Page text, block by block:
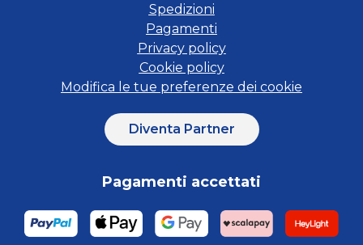
Spedizioni
Pagamenti
Privacy policy
Cookie policy
Modifica le tue preferenze dei cookie
Diventa Partner
Pagamenti accettati